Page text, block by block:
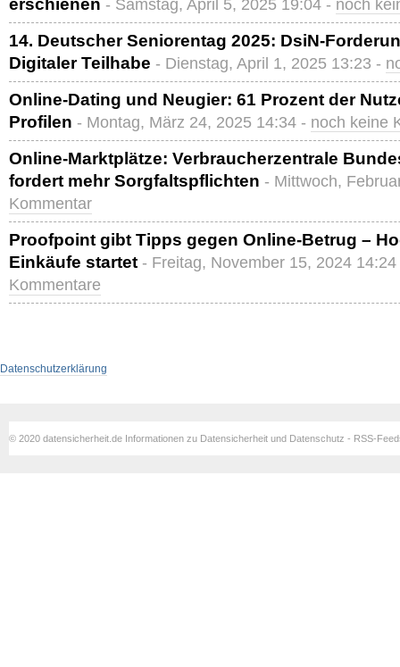
erschienen - Samstag, April 5, 2025 19:04 - noch
14. Deutscher Seniorentag 2025: DsiN-
Digitaler Teilhabe - Dienstag, April 1, 2025 13:23 -
Online-Dating und Neugier: 61 Prozent der
Profilen - Montag, März 24, 2025 14:34 - noch keine
Online-Marktplätze: Verbraucherzentrale
fordert mehr Sorgfaltspflichten - Mittwoch,
Kommentar
Proofpoint gibt Tipps gegen Online-Betrug –
Einkäufe startet - Freitag, November 15, 2024
Kommentare
Datenschutzerklärung
© 2020 datensicherheit.de Informationen zu Datensicherheit und Datenschutz - RSS-